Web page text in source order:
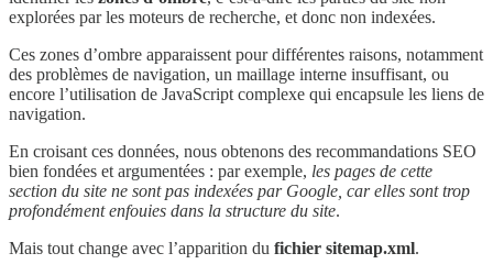
explorées par les moteurs de recherche, et donc non indexées.
Ces zones d’ombre apparaissent pour différentes raisons, notamment
des problèmes de navigation, un maillage interne insuffisant, ou
encore l’utilisation de JavaScript complexe qui encapsule les liens de
navigation.
En croisant ces données, nous obtenons des recommandations SEO
bien fondées et argumentées : par exemple, les pages de cette
section du site ne sont pas indexées par Google, car elles sont trop
profondément enfouies dans la structure du site.
Mais tout change avec l’apparition du fichier sitemap.xml.